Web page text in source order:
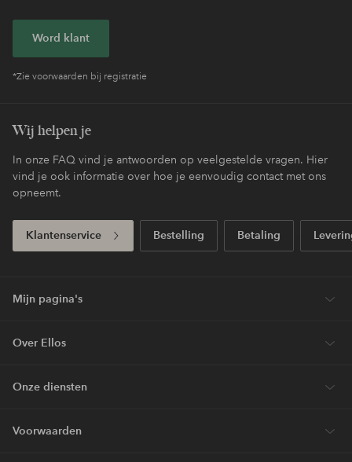
Word klant
*Zie voorwaarden bij registratie
Wij helpen je
In onze FAQ vind je antwoorden op veelgestelde vragen. Hier
vind je ook informatie over hoe je eenvoudig contact met ons
opneemt.
Klantenservice Bestelling Betaling
Mijn pagina's
Over Ellos
Onze diensten
Voorwaarden